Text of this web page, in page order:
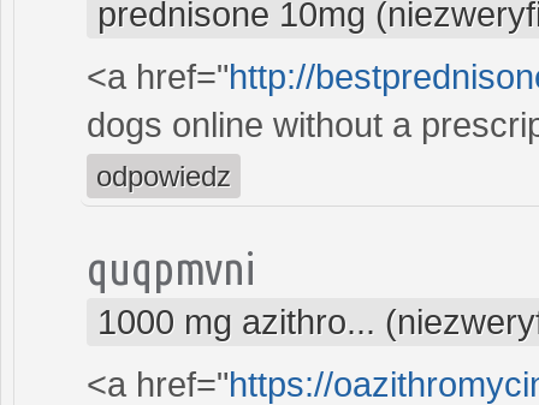
prednisone 10mg
<a href="http://
dogs online without a
odpowiedz
quqpmvni
1000 mg azithro...
<a href="https://